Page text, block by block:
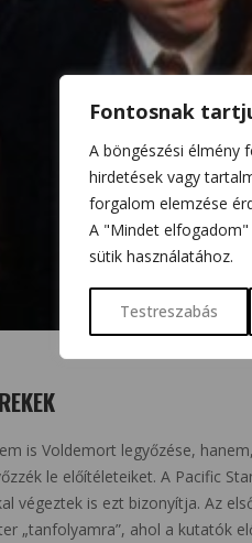
Fontosnak
A böngészési élmény
hirdetések vagy
forgalom elemzése
A "Mindet
sütik használatához.
Testreszabás
is Voldemort legyőzése,
le előítéleteiket. A Pacific
végeztek is ezt bizonyítja. Az
„tanfolyamra”, ahol a kutatók